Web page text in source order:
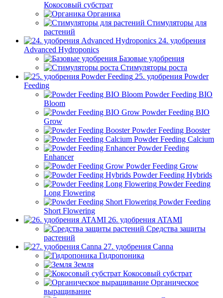
Кокосовый субстрат
Органика
Стимуляторы для
растений
24. удобрения
Advanced Hydroponics
Базовые удобрения
Стимуляторы роста
25. удобрения Powder
Feeding
Powder Feeding BIO
Bloom
Powder Feeding BIO
Grow
Powder Feeding Booster
Powder Feeding Calcium
Powder Feeding
Enhancer
Powder Feeding Grow
Powder Feeding Hybrids
Powder Feeding
Long Flowering
Powder Feeding
Short Flowering
26. удобрения ATAMI
Средства защиты
растений
27. удобрения Canna
Гидропоника
Земля
Кокосовый субстрат
Органическое
выращивание